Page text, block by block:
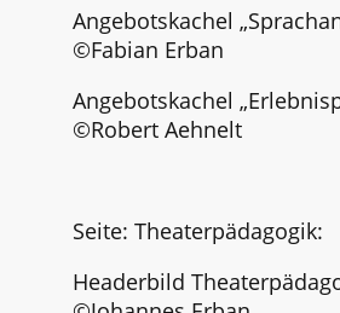
Angebotskachel
©Fabian Erban
Angebotskachel
©Robert Aehnelt
Seite: Theaterpädagogik:
Headerbild